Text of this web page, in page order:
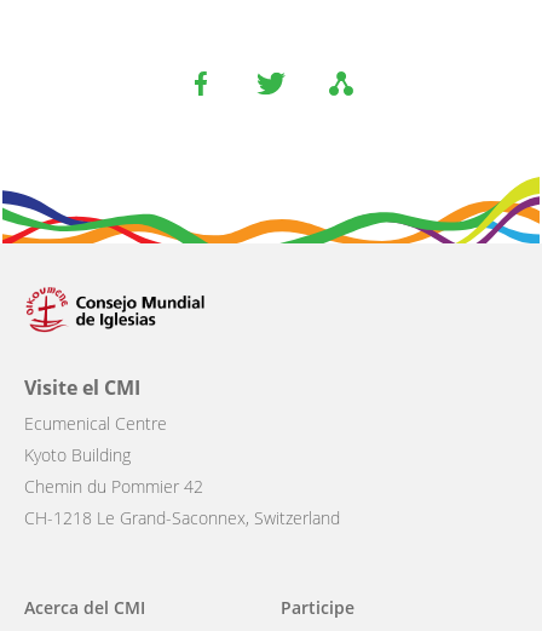
Visite el CMI
Ecumenical Centre
Kyoto Building
Chemin du Pommier 42
CH-1218 Le Grand-Saconnex, Switzerland
Main
Acerca del CMI
Participe